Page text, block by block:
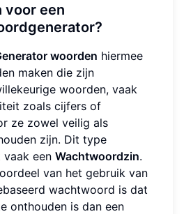
voor een
woorden hiermee
maken die zijn
woorden, vaak
zoals cijfers of
ze zowel veilig als
zijn. Dit type
een Wachtwoordzin.
van het gebruik van
wachtwoord is dat
onthouden is dan een